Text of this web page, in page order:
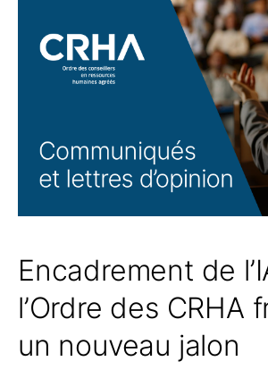
Encadrement de
l’Ordre des CRHA
un nouveau jalon